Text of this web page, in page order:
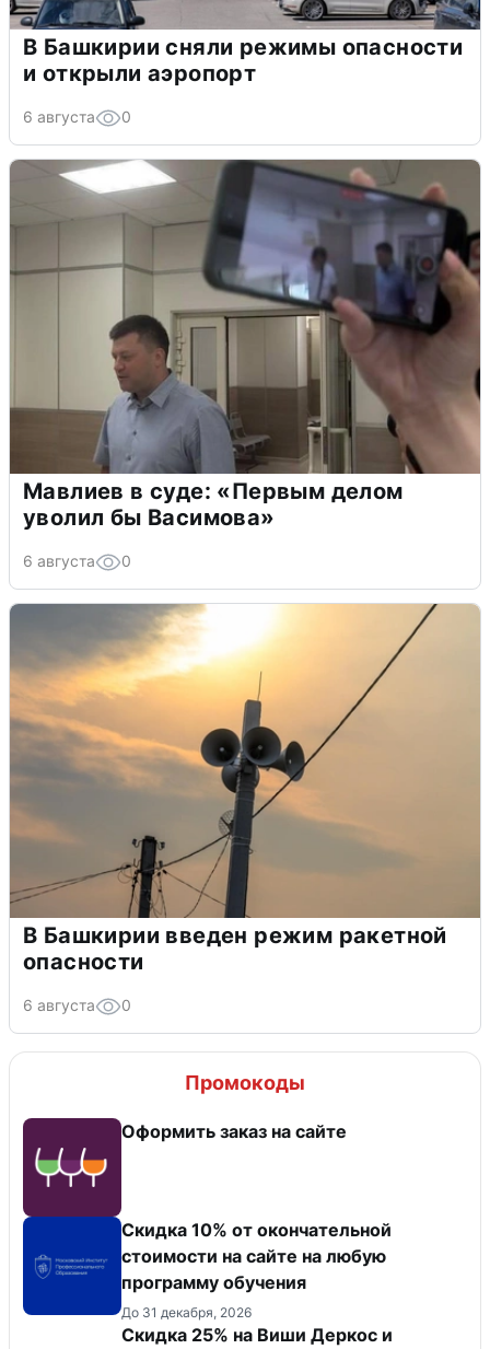
В Башкирии сняли режимы опасности
и открыли аэропорт
6 августа 0
Мавлиев в суде: «Первым делом
уволил бы Васимова»
6 августа 0
В Башкирии введен режим ракетной
опасности
6 августа 0
Промокоды
Оформить заказ на сайте
Скидка 10% от окончательной
стоимости на сайте на любую
программу обучения
До 31 декабря, 2026
Скидка 25% на Виши Деркос и